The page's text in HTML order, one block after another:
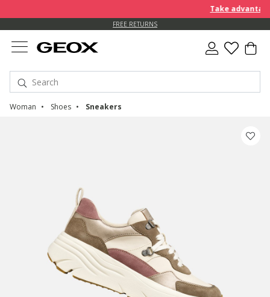
Take advantage
FREE STANDARD DELIVERY FOR ORDERS OVER 90.00 €
FREE RETURNS
Woman Shoes Sneakers